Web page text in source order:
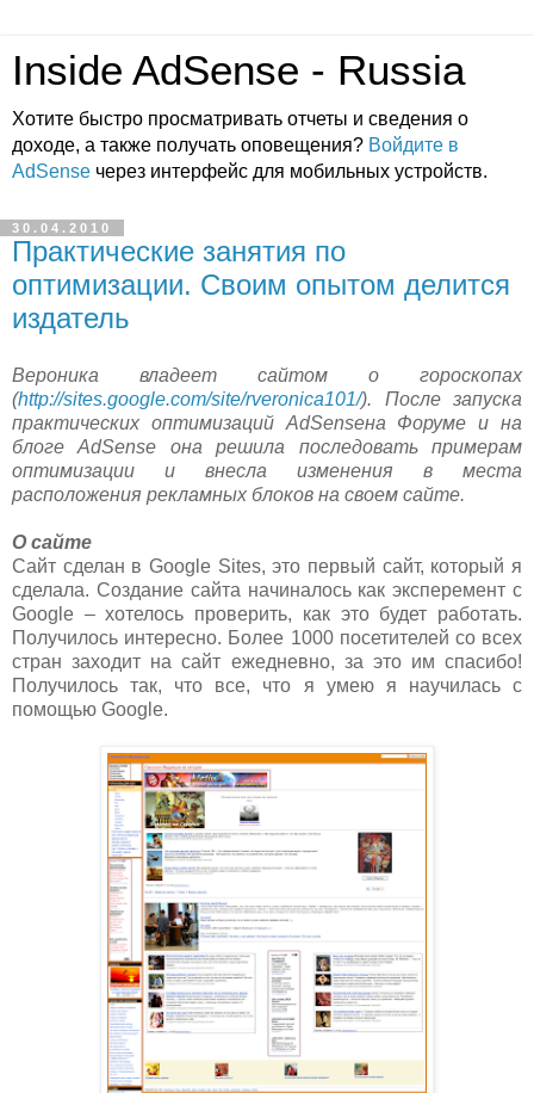
Inside AdSense - Russia
Хотите быстро просматривать отчеты и сведения о
доходе, а также получать оповещения? Войдите в
AdSense через интерфейс для мобильных устройств.
30.04.2010
Практические занятия по
оптимизации. Своим опытом делится
издатель
Вероника владеет сайтом о гороскопах
(http://sites.google.com/site/rveronica101/). После запуска
практических оптимизаций AdSenseна Форуме и на
блоге AdSense она решила последовать примерам
оптимизации и внесла изменения в места
расположения рекламных блоков на своем сайте.
О сайте
Сайт сделан в Google Sites, это первый сайт, который я
сделала. Создание сайта начиналось как эксперемент с
Google – хотелось проверить, как это будет работать.
Получилось интересно. Более 1000 посетителей со всех
стран заходит на сайт ежедневно, за это им спасибо!
Получилось так, что все, что я умею я научилась с
помощью Google.